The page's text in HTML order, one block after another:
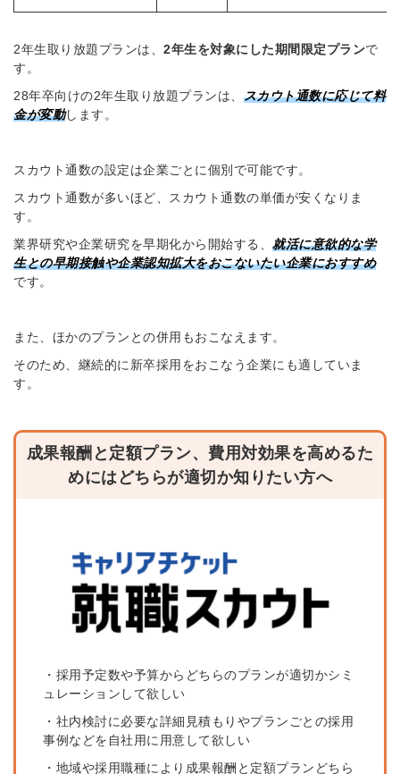
2年生取り放題プランは、 2年生を対象にした期間限定プランで
す。
28年卒向けの2年生取り放題プランは、 スカウト通数に応じて料
金が変動します。
スカウト通数の設定は企業ごとに個別で可能です。
スカウト通数が多いほど、スカウト通数の単価が安くなりま
す。
業界研究や企業研究を早期化から開始する、 就活に意欲的な学
生との早期接触や企業認知拡大をおこないたい企業におすすめ
です。
また、ほかのプランとの併用もおこなえます。
そのため、継続的に新卒採用をおこなう企業にも適していま
す。
成果報酬と定額プラン、費用対効果を高めるた
めにはどちらが適切か知りたい方へ
・採用予定数や予算からどちらのプランが適切かシミ
ュレーションして欲しい
・社内検討に必要な詳細見積もりやプランごとの採用
事例などを自社用に用意して欲しい
・地域や採用職種により成果報酬と定額プランどちら